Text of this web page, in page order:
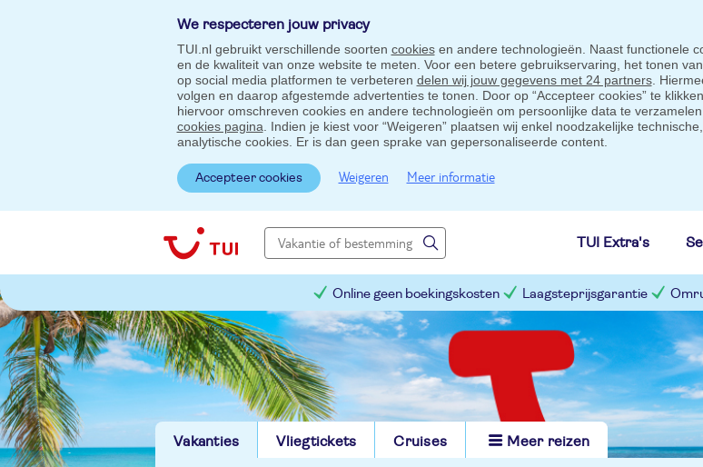
We respecteren jouw privacy
TUI.nl gebruikt verschillende soorten cookiesen andere technologieën. Naast functionele
en de kwaliteit van onze website te meten. Voor een betere gebruikservaring, het tonen
op social media platformen te verbeteren delen wij jouw gegevens met 24 partners.
volgen en daarop afgestemde advertenties te tonen. Door op “Accepteer cookies” te
hiervoor omschreven cookies en andere technologieën om persoonlijke data te
cookies pagina . Indien je kiest voor “Weigeren” plaatsen wij enkel noodzakelijke
analytische cookies. Er is dan geen sprake van gepersonaliseerde content.
Accepteer cookies Weigeren Meer informatie
TUI Extra's
Online geen boekingskosten Laagsteprijsgarantie
Vakanties Vliegtickets Cruises Meer reizen